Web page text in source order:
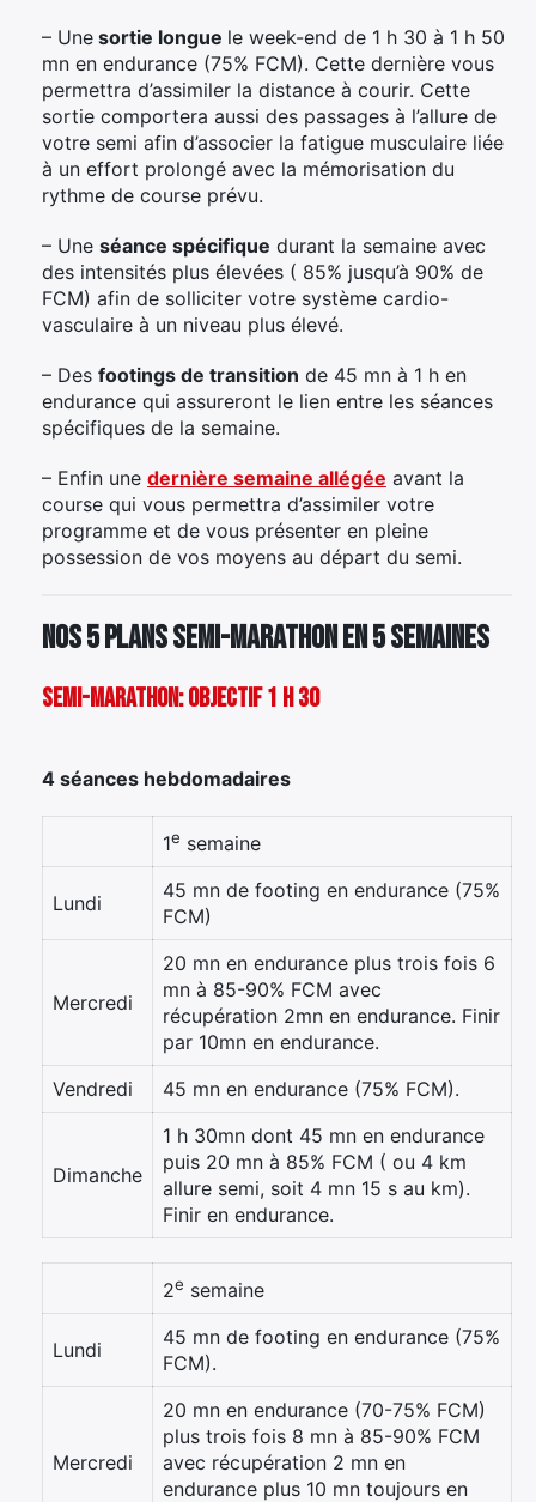
– Une sortie longue le week-end de 1 h 30 à 1 h 50
mn en endurance (75% FCM). Cette dernière vous
permettra d’assimiler la distance à courir. Cette
sortie comportera aussi des passages à l’allure de
votre semi afin d’associer la fatigue musculaire liée
à un effort prolongé avec la mémorisation du
rythme de course prévu.
– Une séance spécifique durant la semaine avec
des intensités plus élevées ( 85% jusqu’à 90% de
FCM) afin de solliciter votre système cardio-
vasculaire à un niveau plus élevé.
– Des footings de transition de 45 mn à 1 h en
endurance qui assureront le lien entre les séances
spécifiques de la semaine.
– Enfin une dernière semaine allégée avant la
course qui vous permettra d’assimiler votre
programme et de vous présenter en pleine
possession de vos moyens au départ du semi.
Nos 5 plans semi-marathon en 5 semaines
Semi-marathon: objectif 1 h 30
4 séances hebdomadaires
1e semaine
Lundi
45 mn de footing en endurance (75%
FCM)
Mercredi
20 mn en endurance plus trois fois 6
mn à 85-90% FCM avec
récupération 2mn en endurance. Finir
par 10mn en endurance.
Vendredi
45 mn en endurance (75% FCM).
Dimanche
1 h 30mn dont 45 mn en endurance
puis 20 mn à 85% FCM ( ou 4 km
allure semi, soit 4 mn 15 s au km).
Finir en endurance.
2e semaine
Lundi
45 mn de footing en endurance (75%
FCM).
Mercredi
20 mn en endurance (70-75% FCM)
plus trois fois 8 mn à 85-90% FCM
avec récupération 2 mn en
endurance plus 10 mn toujours en
×